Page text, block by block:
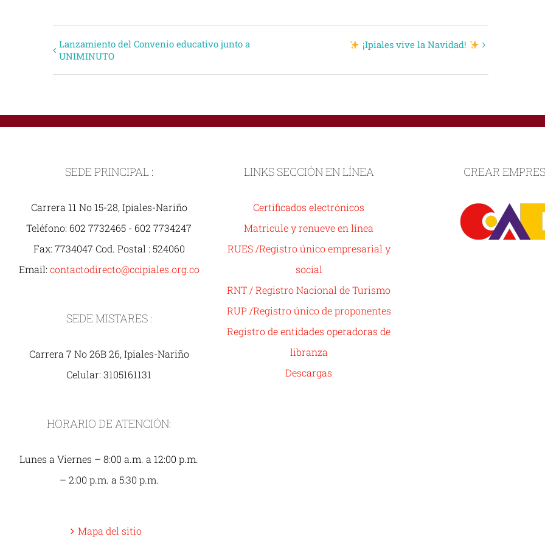
Evento
Navegación
Lanzamiento del Convenio educativo junto a
UNIMINUTO
¡Ipiales vive la Navidad!
SEDE PRINCIPAL :
Carrera 11 No 15-28, Ipiales-Nariño
Teléfono: 602 7732465 - 602 7734247
Fax: 7734047 Cod. Postal : 524060
Email: contactodirecto@ccipiales.org.co
SEDE MISTARES :
Carrera 7 No 26B 26, Ipiales-Nariño
Celular: 3105161131
HORARIO DE ATENCIÓN:
Lunes a Viernes – 8:00 a.m. a 12:00 p.m.
– 2:00 p.m. a 5:30 p.m.
Mapa del sitio
LINKS SECCIÓN EN LÍNEA
Certificados electrónicos
Matricule y renueve en línea
RUES /Registro único empresarial y
social
RNT / Registro Nacional de Turismo
RUP /Registro único de proponentes
Registro de entidades operadoras de
libranza
Descargas
CREAR